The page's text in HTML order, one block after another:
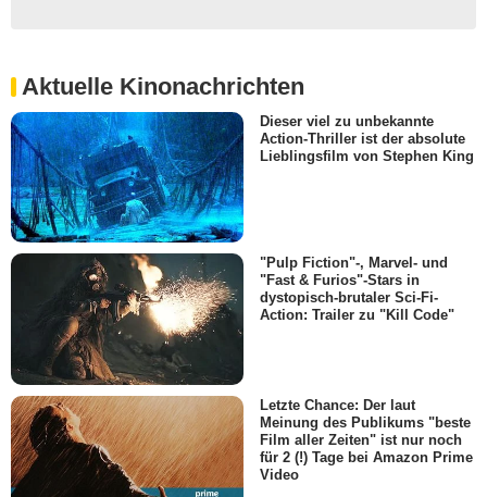
Aktuelle Kinonachrichten
Dieser viel zu unbekannte
Action-Thriller ist der absolute
Lieblingsfilm von Stephen King
"Pulp Fiction"-, Marvel- und
"Fast & Furios"-Stars in
dystopisch-brutaler Sci-Fi-
Action: Trailer zu "Kill Code"
Letzte Chance: Der laut
Meinung des Publikums "beste
Film aller Zeiten" ist nur noch
für 2 (!) Tage bei Amazon Prime
Video